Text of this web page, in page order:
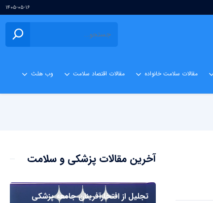
۱۴۰۵-۰۵-۱۶
مقالات سلامت خانواده مقالات اقتصاد سلامت وب هلث
آخرین مقالات پزشکی و سلامت
تجلیل از افتخارآفرینان جامعه پزشکی